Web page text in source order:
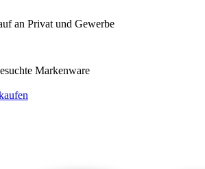
an Privat und Gewerbe
Markenware